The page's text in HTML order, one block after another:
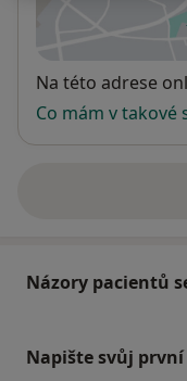
Dostupnost
Na této adrese
Co mám v takové
Názory pacientů
Napište svůj